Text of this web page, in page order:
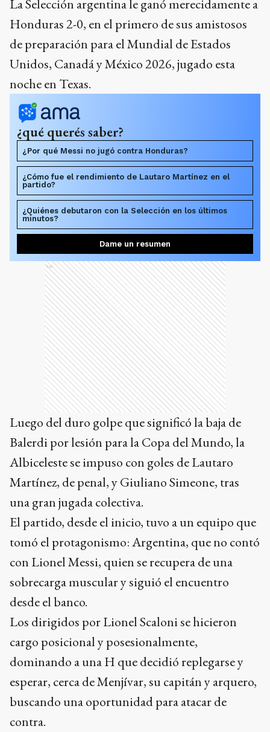
La Selección argentina le ganó merecidamente a
Honduras 2-0, en el primero de sus amistosos
de preparación para el Mundial de Estados
Unidos, Canadá y México 2026, jugado esta
noche en Texas.
¿qué querés saber?
¿Por qué Messi no jugó contra Honduras?
¿Cómo fue el rendimiento de Lautaro Martínez en el
partido?
¿Quiénes debutaron con la Selección en los últimos
minutos?
Dame un resumen
Ads
Luego del duro golpe que significó la baja de
Balerdi por lesión para la Copa del Mundo, la
Albiceleste se impuso con goles de Lautaro
Martínez, de penal, y Giuliano Simeone, tras
una gran jugada colectiva.
El partido, desde el inicio, tuvo a un equipo que
tomó el protagonismo: Argentina, que no contó
con Lionel Messi, quien se recupera de una
sobrecarga muscular y siguió el encuentro
desde el banco.
Los dirigidos por Lionel Scaloni se hicieron
cargo posicional y posesionalmente,
dominando a una H que decidió replegarse y
esperar, cerca de Menjívar, su capitán y arquero,
buscando una oportunidad para atacar de
contra.